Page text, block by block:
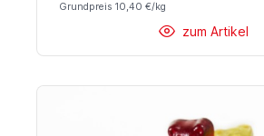
Grundpreis 10,40 €/kg
zum Artikel